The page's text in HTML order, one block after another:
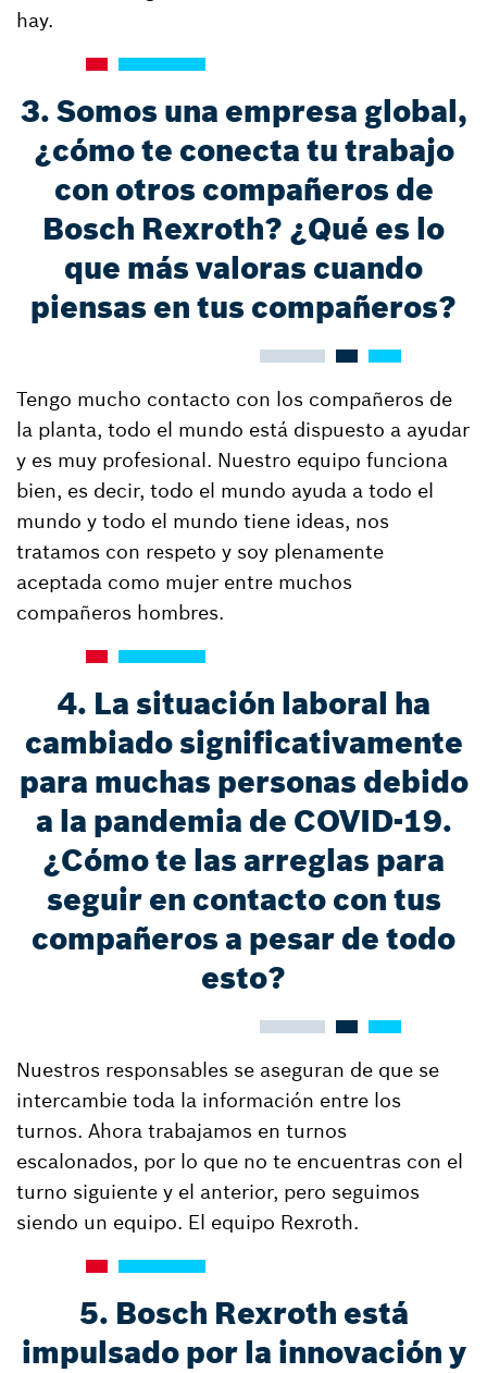
hay.
3. Somos una empresa global,
¿cómo te conecta tu trabajo
con otros compañeros de
Bosch Rexroth? ¿Qué es lo
que más valoras cuando
piensas en tus compañeros?
Tengo mucho contacto con los compañeros de
la planta, todo el mundo está dispuesto a ayudar
y es muy profesional. Nuestro equipo funciona
bien, es decir, todo el mundo ayuda a todo el
mundo y todo el mundo tiene ideas, nos
tratamos con respeto y soy plenamente
aceptada como mujer entre muchos
compañeros hombres.
4. La situación laboral ha
cambiado significativamente
para muchas personas debido
a la pandemia de COVID-19.
¿Cómo te las arreglas para
seguir en contacto con tus
compañeros a pesar de todo
esto?
Nuestros responsables se aseguran de que se
intercambie toda la información entre los
turnos. Ahora trabajamos en turnos
escalonados, por lo que no te encuentras con el
turno siguiente y el anterior, pero seguimos
siendo un equipo. El equipo Rexroth.
5. Bosch Rexroth está
impulsado por la innovación y